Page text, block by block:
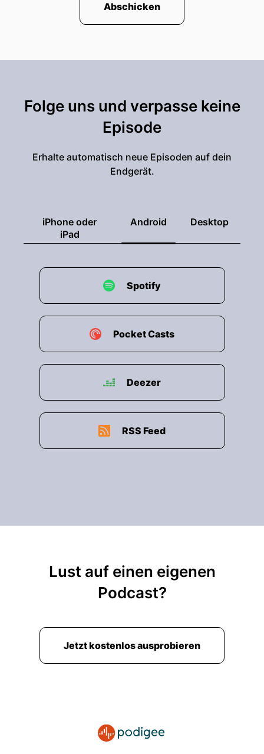
Abschicken
Folge uns und verpasse keine
Episode
Erhalte automatisch neue Episoden auf dein
Endgerät.
iPhone oder
iPad
Android Desktop
Spotify
Pocket Casts
Deezer
RSS Feed
Lust auf einen eigenen
Podcast?
Jetzt kostenlos ausprobieren